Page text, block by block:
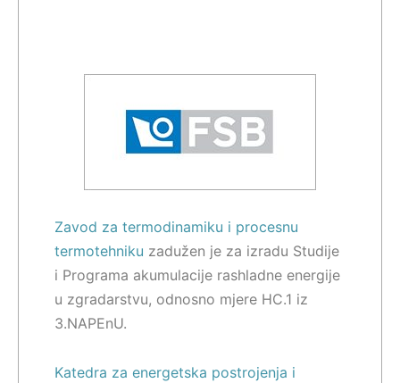
Zavod za termodinamiku i procesnu
termotehniku zadužen je za izradu Studije
i Programa akumulacije rashladne energije
u zgradarstvu, odnosno mjere HC.1 iz
3.NAPEnU.
Katedra za energetska postrojenja i